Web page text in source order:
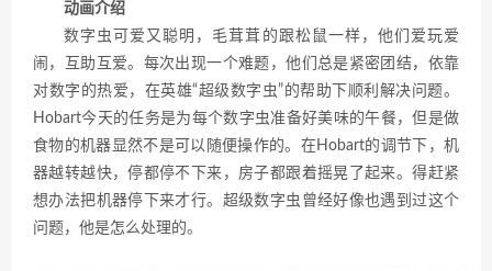
动画介绍
数字虫可爱又聪明，毛茸茸的跟松鼠一样，他们爱玩爱
闹，互助互爱。每次出现一个难题，他们总是紧密团结，依靠
对数字的热爱，在英雄“超级数字虫”的帮助下顺利解决问题。
Hobart今天的任务是为每个数字虫准备好美味的午餐，但是做
食物的机器显然不是可以随便操作的。在Hobart的调节下，机
器越转越快，停都停不下来，房子都跟着摇晃了起来。得赶紧
想办法把机器停下来才行。超级数字虫曾经好像也遇到过这个
问题，他是怎么处理的。